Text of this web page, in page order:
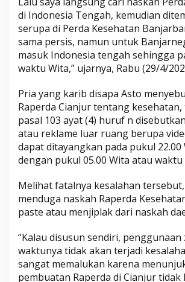
di Indonesia Tengah, kemudian
serupa di Perda Kesehatan
sama persis, namun untuk
masuk Indonesia tengah sehingga
waktu Wita,” ujarnya, Rabu (29/4/
Pria yang karib disapa Asto
Raperda Cianjur tentang
pasal 103 ayat (4) huruf n
atau reklame luar ruang berupa
dapat ditayangkan pada pukul 22.00
dengan pukul 05.00 Wita atau waktu
Melihat fatalnya kesalahan
menduga naskah Raperda
paste atau menjiplak dari naskah
“Kalau disusun sendiri, penggunaan
waktunya tidak akan terjadi
sangat memalukan karena
pembuatan Raperda di Cianjur tidak